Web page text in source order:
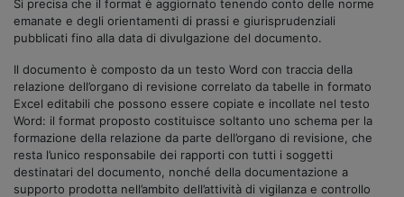
Si precisa che il format è aggiornato tenendo conto delle norme
emanate e degli orientamenti di prassi e giurisprudenziali
pubblicati fino alla data di divulgazione del documento.
Il documento è composto da un testo Word con traccia della
relazione dell’organo di revisione correlato da tabelle in formato
Excel editabili che possono essere copiate e incollate nel testo
Word: il format proposto costituisce soltanto uno schema per la
formazione della relazione da parte dell’organo di revisione, che
resta l’unico responsabile dei rapporti con tutti i soggetti
destinatari del documento, nonché della documentazione a
supporto prodotta nell’ambito dell’attività di vigilanza e controllo